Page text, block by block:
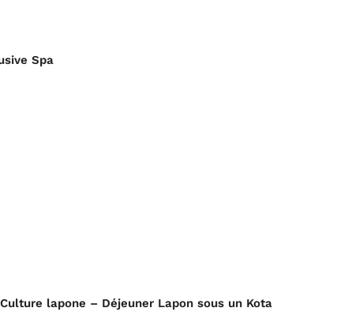
Spa
lapone – Déjeuner Lapon sous un Kota